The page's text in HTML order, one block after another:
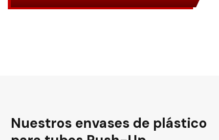
Nuestros envases de plástico